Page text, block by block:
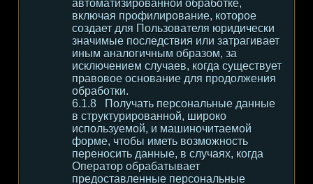
автоматизированной обработке,
включая профилирование, которое
создает для Пользователя юридически
значимые последствия или затрагивает
иным аналогичным образом, за
исключением случаев, когда существует
правовое основание для продолжения
обработки.
Получать персональные данные
в структурированной, широко
используемой, и машиночитаемой
форме, чтобы иметь возможность
переносить данные, в случаях, когда
Оператор обрабатывает
предоставленные персональные